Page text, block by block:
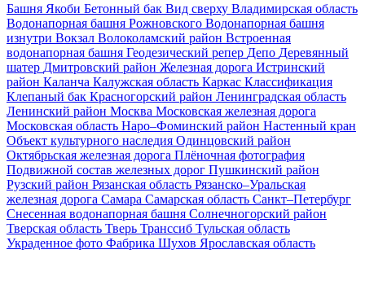
Башня Якоби Бетонный бак Вид сверху Владимирская область
Водонапорная башня Рожновского Водонапорная башня
изнутри Вокзал Волоколамский район Встроенная
водонапорная башня Геодезический репер Депо Деревянный
шатер Дмитровский район Железная дорога Истринский
район Каланча Калужская область Каркас Классификация
Клепаный бак Красногорский район Ленинградская область
Ленинский район Москва Московская железная дорога
Московская область Наро–Фоминский район Настенный кран
Объект культурного наследия Одинцовский район
Октябрьская железная дорога Плёночная фотография
Подвижной состав железных дорог Пушкинский район
Рузский район Рязанская область Рязанско–Уральская
железная дорога Самара Самарская область Санкт–Петербург
Снесенная водонапорная башня Солнечногорский район
Тверская область Тверь Транссиб Тульская область
Украденное фото Фабрика Шухов Ярославская область